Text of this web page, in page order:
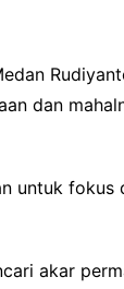
dan
untuk fokus
akar